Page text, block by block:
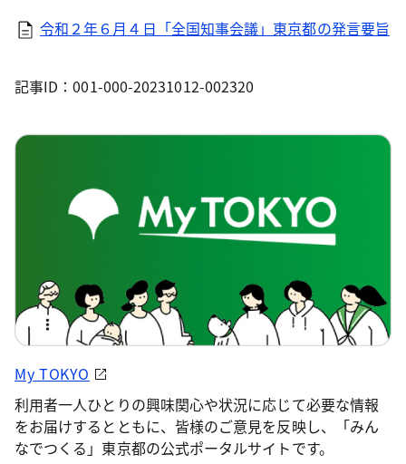
令和２年６月４日「全国知事会議」東京都の発言要旨
記事ID：001-000-20231012-002320
My TOKYO
利用者一人ひとりの興味関心や状況に応じて必要な情報
をお届けするとともに、皆様のご意見を反映し、「みん
なでつくる」東京都の公式ポータルサイトです。